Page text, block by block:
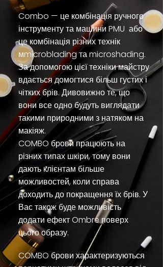
Combo — це комбінація ручного
інструменту та машини PMU або
це комбінація різних технік
мmicroblading та microshading.
За допомогою цієї техніки майстру
вдається домогтися більш густих і
чітких брів. Дивовижно те, що
вони все одно будуть виглядати
такими природними з натяком на
макіяж.
COMBO брови працюють на
різних типах шкіри, тому вони
дають клієнтам більше
можливостей, коли справа
доходить до покращення їх брів. У
Вас також буде можливість
додати ефект Ombre поверх
цього образу.
COMBO брови характеризуються